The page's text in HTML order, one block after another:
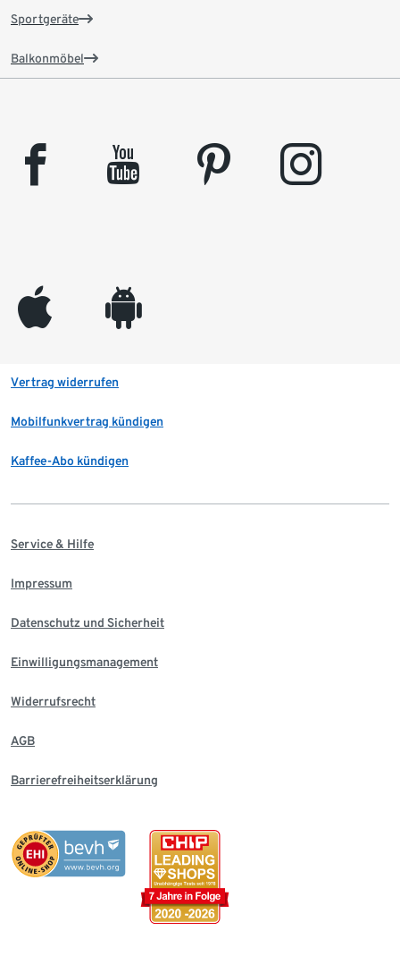
Sportgeräte
Balkonmöbel
facebook youtube pinterest instagram
appleinc android
Vertrag widerrufen
Mobilfunkvertrag kündigen
Kaffee-Abo kündigen
Service & Hilfe
Impressum
Datenschutz und Sicherheit
Einwilligungsmanagement
Widerrufsrecht
AGB
Barrierefreiheitserklärung